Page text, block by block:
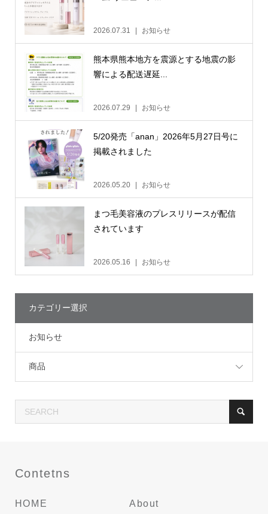
2026.07.31 お知らせ
熊本県熊本地方を震源とする地震の影
響による配送遅延...
2026.07.29 お知らせ
5/20発売「anan」2026年5月27日号に
掲載されました
2026.05.20 お知らせ
まつ毛美容液のプレスリリースが配信
されています
2026.05.16 お知らせ
カテゴリー選択
お知らせ
商品
Contetns
HOME About